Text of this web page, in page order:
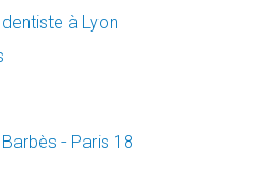
à Lyon
- Paris 18